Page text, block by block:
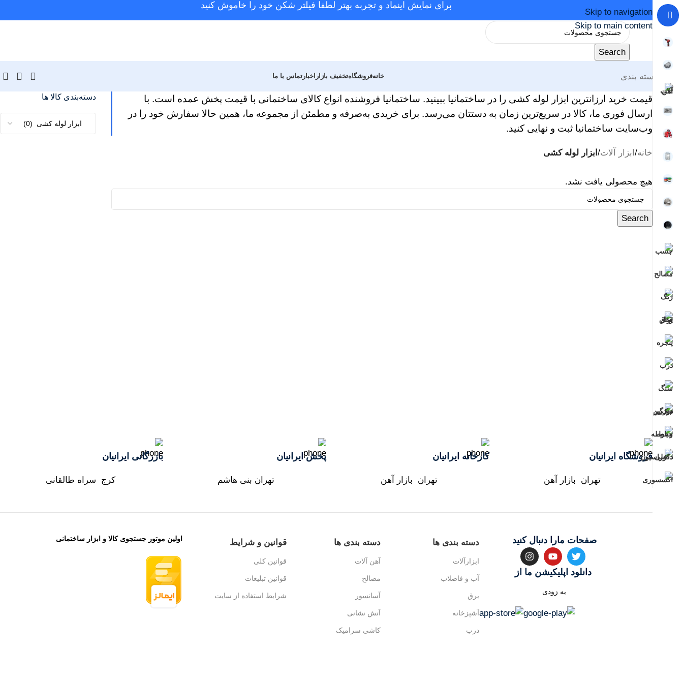
Skip to navigation
Skip to main content
برای نمایش اینماد و تجربه بهتر لطفا فیلتر شکن خود را خاموش کنید
Search
دسته بندی خانهفروشگاهتخفیف بازار اخبار تماس با ما
قیمت خرید ارزانترین ابزار لوله کشی را در ساختمانیا ببینید. ساختمانیا فروشنده انواع کالای ساختمانی با قیمت پخش عمده است. با
ارسال فوری ما، کالا در سریع‌ترین زمان به دستتان می‌رسد. برای خریدی به‌صرفه و مطمئن از مجموعه ما، همین حالا سفارش خود را در
وب‌سایت ساختمانیا ثبت و نهایی کنید.
خانه/ ابزار آلات/ ابزار لوله کشی
هیچ محصولی یافت نشد.
Search
دسته‌بندی کالا ها
فروشگاه ایرانیان
تهران بازار آهن
کارخانه ایرانیان
تهران بازار آهن
پخش ایرانیان
تهران بنی هاشم
بازرگانی ایرانیان
کرج سراه طالقانی
دانلود اپلیکیشن ما از
به زودی
صفحات مارا دنبال کنید دسته بندی ها
ابزارآلات
آب و فاضلاب
برق
آشپزخانه
درب
دسته بندی ها
آهن آلات
مصالح
آسانسور
آتش نشانی
کاشی سرامیک
قوانین و شرایط
قوانین کلی
قوانین تبلیغات
شرایط استفاده از سایت
اولین موتور جستجوی کالا و ابزار ساختمانی